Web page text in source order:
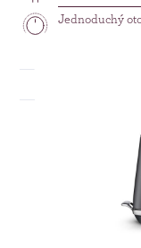
Jednoduchý